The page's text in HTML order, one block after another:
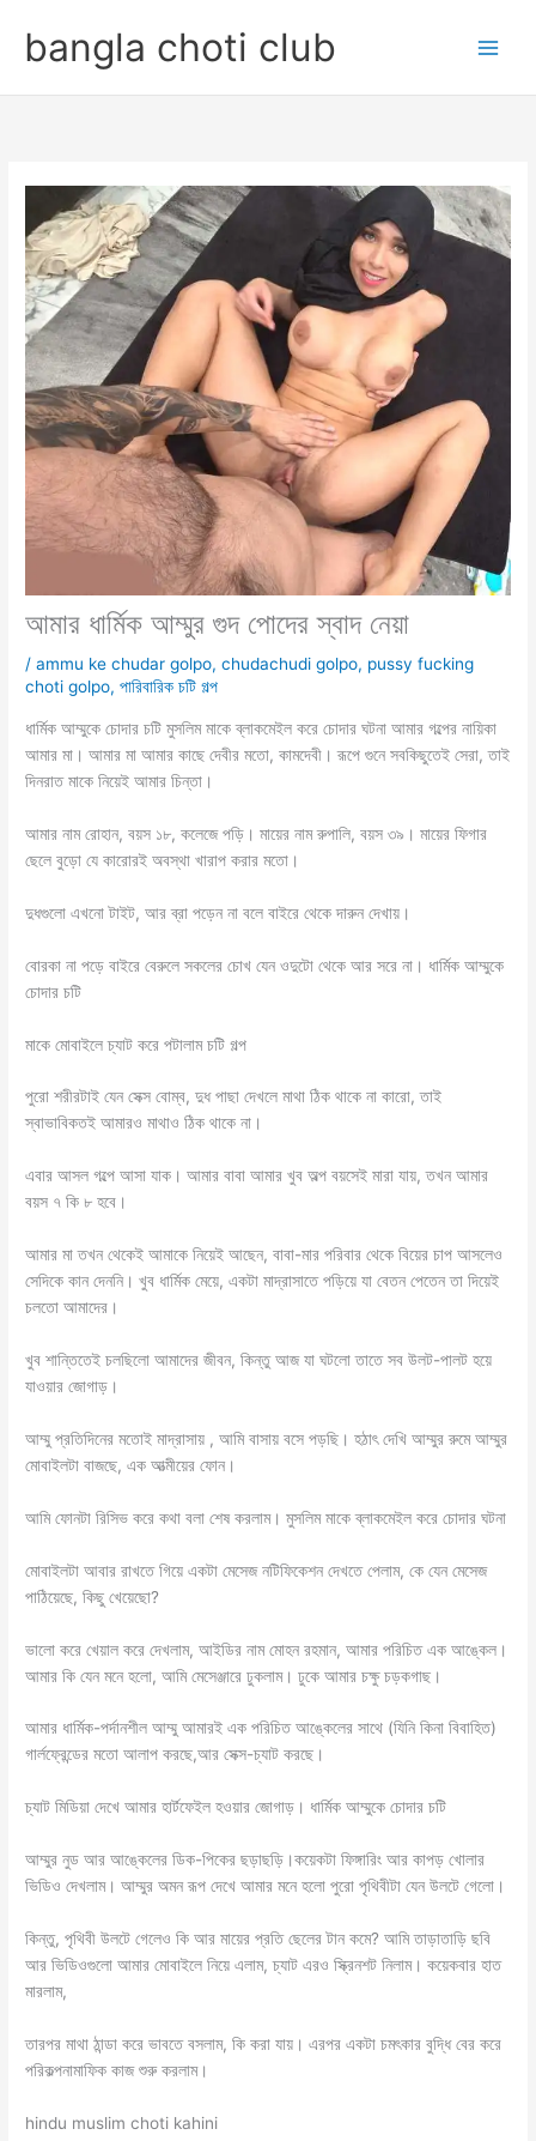
contentbangla choti club
আমার ধার্মিক আম্মুর গুদ পোদের স্বাদ নেয়া
/ammu ke chudar golpo,chudachudi golpo, pussy fucking
choti golpo,পারিবারিক চটি গল্প
ধার্মিক আম্মুকে চোদার চটি মুসলিম মাকে ব্লাকমেইল করে চোদার ঘটনা আমার গল্পের নায়িকা
আমার মা। আমার মা আমার কাছে দেবীর মতো, কামদেবী। রূপে গুনে সবকিছুতেই সেরা, তাই
দিনরাত মাকে নিয়েই আমার চিন্তা।
আমার নাম রোহান, বয়স ১৮, কলেজে পড়ি। মায়ের নাম রুপালি, বয়স ৩৯। মায়ের ফিগার
ছেলে বুড়ো যে কারোরই অবস্থা খারাপ করার মতো।
দুধগুলো এখনো টাইট, আর ব্রা পড়েন না বলে বাইরে থেকে দারুন দেখায়।
বোরকা না পড়ে বাইরে বেরুলে সকলের চোখ যেন ওদুটো থেকে আর সরে না। ধার্মিক আম্মুকে
চোদার চটি
মাকে মোবাইলে চ্যাট করে পটালাম চটি গল্প
পুরো শরীরটাই যেন সেক্স বোম্ব, দুধ পাছা দেখলে মাথা ঠিক থাকে না কারো, তাই
স্বাভাবিকতই আমারও মাথাও ঠিক থাকে না।
এবার আসল গল্পে আসা যাক। আমার বাবা আমার খুব অল্প বয়সেই মারা যায়, তখন আমার
বয়স ৭ কি ৮ হবে।
আমার মা তখন থেকেই আমাকে নিয়েই আছেন, বাবা-মার পরিবার থেকে বিয়ের চাপ আসলেও
সেদিকে কান দেননি। খুব ধার্মিক মেয়ে, একটা মাদ্রাসাতে পড়িয়ে যা বেতন পেতেন তা দিয়েই
চলতো আমাদের।
খুব শান্তিতেই চলছিলো আমাদের জীবন, কিন্তু আজ যা ঘটলো তাতে সব উলট-পালট হয়ে
যাওয়ার জোগাড়।
আম্মু প্রতিদিনের মতোই মাদ্রাসায় , আমি বাসায় বসে পড়ছি। হঠাৎ দেখি আম্মুর রুমে আম্মুর
মোবাইলটা বাজছে, এক আত্মীয়ের ফোন।
আমি ফোনটা রিসিভ করে কথা বলা শেষ করলাম। মুসলিম মাকে ব্লাকমেইল করে চোদার ঘটনা
মোবাইলটা আবার রাখতে গিয়ে একটা মেসেজ নটিফিকেশন দেখতে পেলাম, কে যেন মেসেজ
পাঠিয়েছে, কিছু খেয়েছো?
ভালো করে খেয়াল করে দেখলাম, আইডির নাম মোহন রহমান, আমার পরিচিত এক আঙ্কেল।
আমার কি যেন মনে হলো, আমি মেসেঞ্জারে ঢুকলাম। ঢুকে আমার চক্ষু চড়কগাছ।
আমার ধার্মিক-পর্দানশীল আম্মু আমারই এক পরিচিত আঙ্কেলের সাথে (যিনি কিনা বিবাহিত)
গার্লফ্রেন্ডের মতো আলাপ করছে,আর সেক্স-চ্যাট করছে।
চ্যাট মিডিয়া দেখে আমার হার্টফেইল হওয়ার জোগাড়। ধার্মিক আম্মুকে চোদার চটি
আম্মুর নুড আর আঙ্কেলের ডিক-পিকের ছড়াছড়ি।কয়েকটা ফিঙ্গারিং আর কাপড় খোলার
ভিডিও দেখলাম। আম্মুর অমন রূপ দেখে আমার মনে হলো পুরো পৃথিবীটা যেন উলটে গেলো।
কিন্তু, পৃথিবী উলটে গেলেও কি আর মায়ের প্রতি ছেলের টান কমে? আমি তাড়াতাড়ি ছবি
আর ভিডিওগুলো আমার মোবাইলে নিয়ে এলাম, চ্যাট এরও স্ক্রিনশট নিলাম। কয়েকবার হাত
মারলাম,
তারপর মাথা ঠান্ডা করে ভাবতে বসলাম, কি করা যায়। এরপর একটা চমৎকার বুদ্ধি বের করে
পরিকল্পনামাফিক কাজ শুরু করলাম।
hindu muslim choti kahini